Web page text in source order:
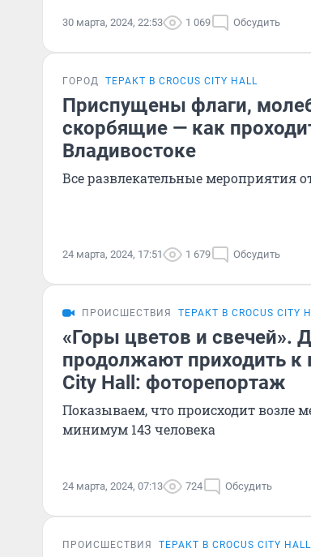
30 марта, 2024, 22:53 1 069 Обсудить
ГОРОД ТЕРАКТ В CROCUS CITY HALL
Приспущены флаги,
скорбящие — как
Владивостоке
Все развлекательные мероприятия
24 марта, 2024, 17:51 1 679 Обсудить
ПРОИСШЕСТВИЯ ТЕРАКТ В CROCUS CITY
«Горы цветов и свечей».
продолжают приходить к
City Hall: фоторепортаж
Показываем, что происходит возле
минимум 143 человека
24 марта, 2024, 07:13 724 Обсудить
ПРОИСШЕСТВИЯ ТЕРАКТ В CROCUS CITY HALL